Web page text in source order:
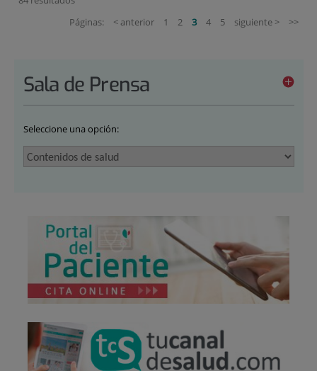
Páginas:
< anterior 1 2 3 4 5 siguiente > >>
Sala de Prensa
Seleccione una opción: